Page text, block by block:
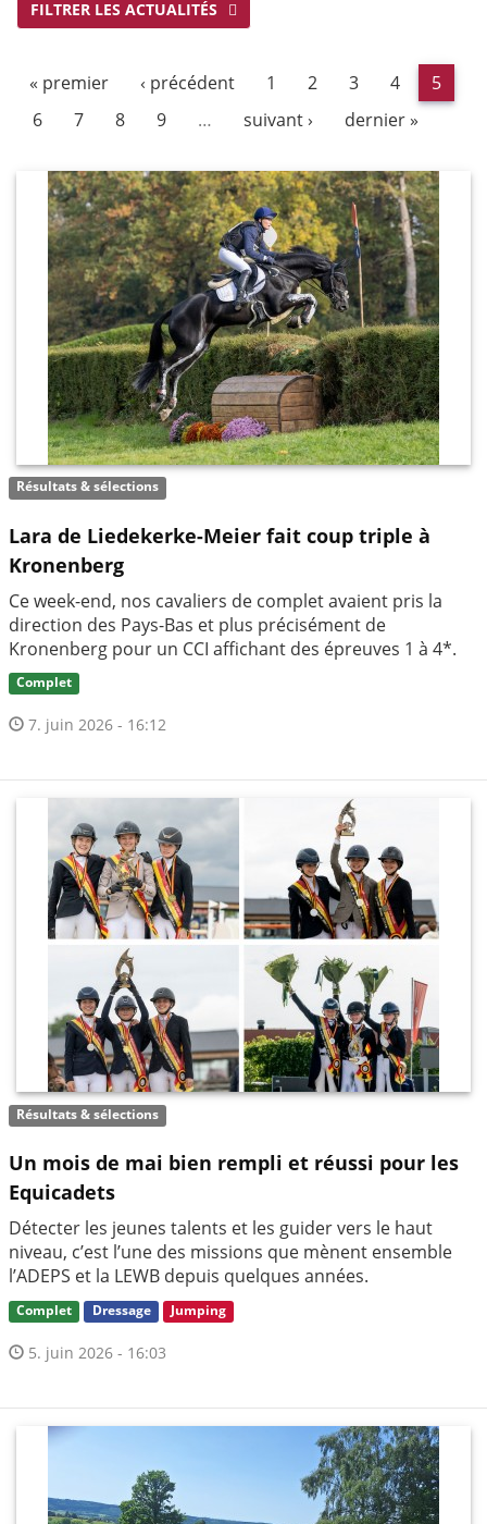
FILTRER LES ACTUALITÉS
« premier ‹ précédent 1 2 3 4
5
6
7 8 9 … suivant › dernier »
Résultats & sélections
Lara de Liedekerke-Meier fait coup triple à
Kronenberg
Ce week-end, nos cavaliers de complet avaient pris la
direction des Pays-Bas et plus précisément de
Kronenberg pour un CCI affichant des épreuves 1 à 4*.
Complet
7. juin 2026 - 16:12
Résultats & sélections
Un mois de mai bien rempli et réussi pour les
Equicadets
Détecter les jeunes talents et les guider vers le haut
niveau, c’est l’une des missions que mènent ensemble
l’ADEPS et la LEWB depuis quelques années.
Complet Dressage Jumping
5. juin 2026 - 16:03